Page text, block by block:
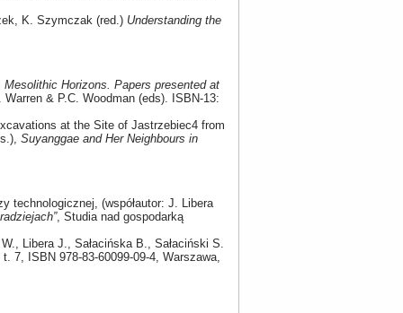
K. Szymczak (red.) Understanding the
Mesolithic Horizons. Papers presented at
& P.C. Woodman (eds). ISBN-13:
at the Site of Jastrzebiec4 from
Suyanggae and Her Neighbours in
technologicznej, (współautor: J. Libera
, Studia nad gospodarką
Libera J., Sałacińska B., Sałaciński S.
7, ISBN 978-83-60099-09-4, Warszawa,